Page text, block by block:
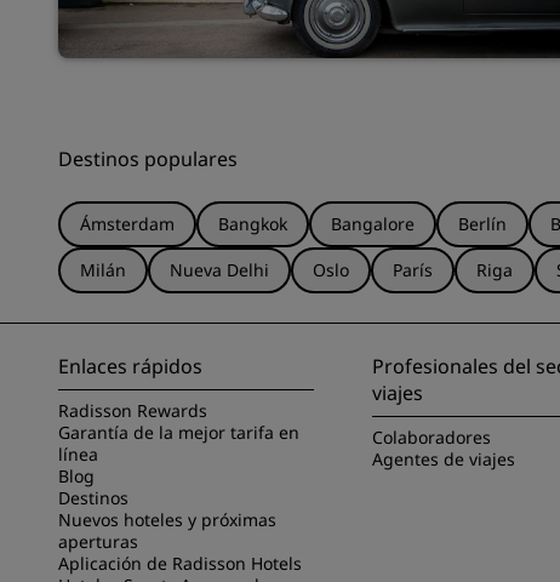
Destinos populares
Ámsterdam Bangkok Bangalore Berlín
Milán
Nueva Delhi Oslo París Riga
Enlaces rápidos
Radisson Rewards
Garantía de la mejor tarifa en
línea
Blog
Destinos
Nuevos hoteles y próximas
aperturas
Aplicación de Radisson Hotels
Profesionales del
viajes
Colaboradores
Agentes de viajes